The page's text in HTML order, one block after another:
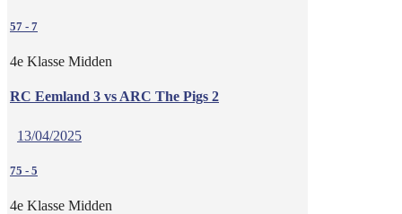
57 - 7
4e Klasse Midden
RC Eemland 3 vs ARC The Pigs 2
13/04/2025
75 - 5
4e Klasse Midden